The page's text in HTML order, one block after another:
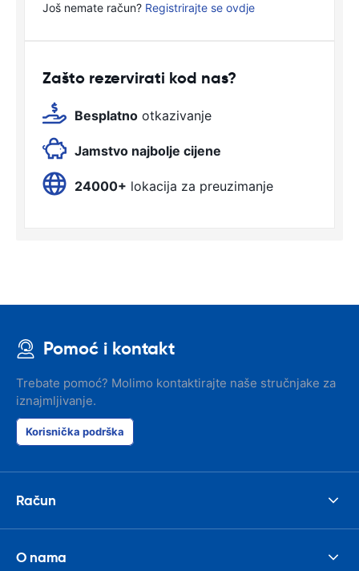
Još nemate račun? Registrirajte se ovdje
Zašto rezervirati kod nas?
Besplatno otkazivanje
Jamstvo najbolje cijene
24000+ lokacija za preuzimanje
Pomoć i kontakt
Trebate pomoć? Molimo kontaktirajte naše stručnjake za
iznajmljivanje.
Korisnička podrška
Račun
O nama